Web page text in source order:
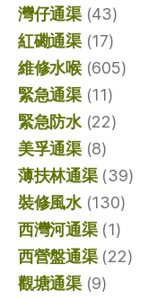
灣仔通渠(43)
紅磡通渠(17)
維修水喉(605)
緊急通渠(11)
緊急防水(22)
美孚通渠(8)
薄扶林通渠(39)
裝修風水(130)
西灣河通渠(1)
西營盤通渠(22)
觀塘通渠(9)